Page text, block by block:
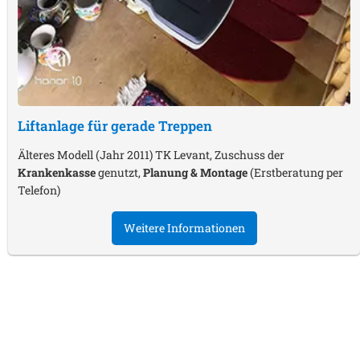
Liftanlage für gerade Treppen
Älteres Modell (Jahr 2011) TK Levant, Zuschuss der
Krankenkassegenutzt,Planung & Montage(Erstberatung per
Telefon)
Weitere Informationen